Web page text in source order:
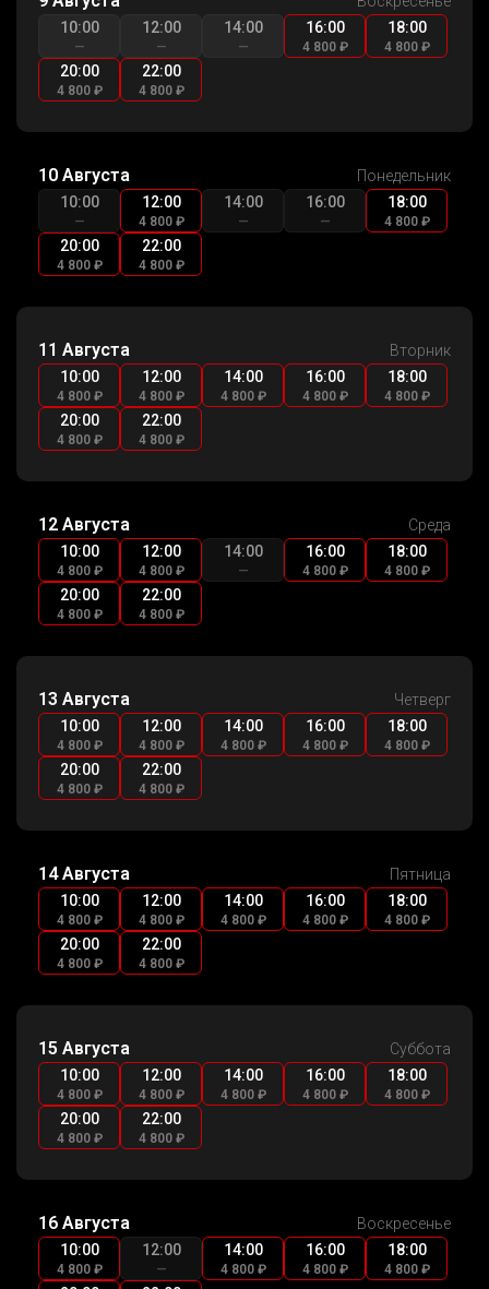
10:00
—
12:00
—
14:00
—
16:00
4 800 ₽
18:00
4 800 ₽
20:00
4 800 ₽
22:00
4 800 ₽
10 Августа
Понедельник
10:00
—
12:00
4 800 ₽
14:00
—
16:00
—
18:00
4 800 ₽
20:00
4 800 ₽
22:00
4 800 ₽
11 Августа
Вторник
10:00
4 800 ₽
12:00
4 800 ₽
14:00
4 800 ₽
16:00
4 800 ₽
18:00
4 800 ₽
20:00
4 800 ₽
22:00
4 800 ₽
12 Августа
Среда
10:00
4 800 ₽
12:00
4 800 ₽
14:00
—
16:00
4 800 ₽
18:00
4 800 ₽
20:00
4 800 ₽
22:00
4 800 ₽
13 Августа
Четверг
10:00
4 800 ₽
12:00
4 800 ₽
14:00
4 800 ₽
16:00
4 800 ₽
18:00
4 800 ₽
20:00
4 800 ₽
22:00
4 800 ₽
14 Августа
Пятница
10:00
4 800 ₽
12:00
4 800 ₽
14:00
4 800 ₽
16:00
4 800 ₽
18:00
4 800 ₽
20:00
4 800 ₽
22:00
4 800 ₽
15 Августа
Суббота
10:00
4 800 ₽
12:00
4 800 ₽
14:00
4 800 ₽
16:00
4 800 ₽
18:00
4 800 ₽
20:00
4 800 ₽
22:00
4 800 ₽
16 Августа
Воскресенье
10:00
4 800 ₽
12:00
—
14:00
4 800 ₽
16:00
4 800 ₽
18:00
4 800 ₽